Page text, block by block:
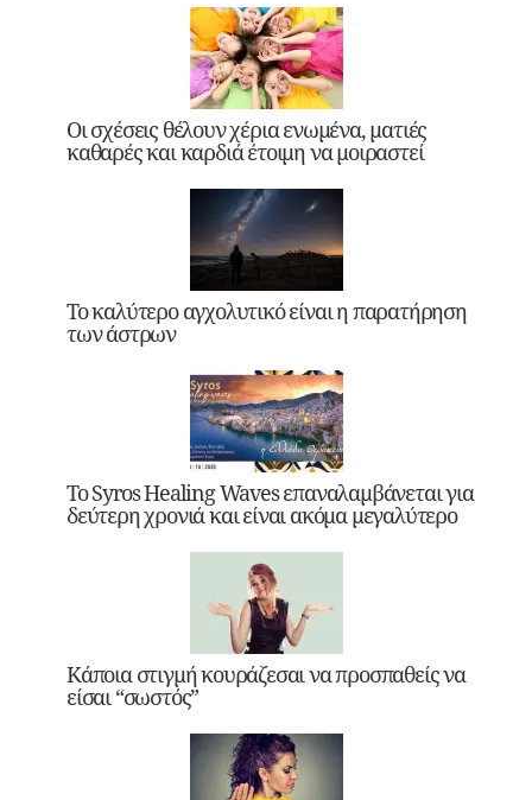
Οι σχέσεις θέλουν χέρια ενωμένα, ματιές
καθαρές και καρδιά έτοιμη να μοιραστεί
Το καλύτερο αγχολυτικό είναι η παρατήρηση
των άστρων
Το Syros Healing Waves επαναλαμβάνεται για
δεύτερη χρονιά και είναι ακόμα μεγαλύτερο
Κάποια στιγμή κουράζεσαι να προσπαθείς να
είσαι “σωστός”